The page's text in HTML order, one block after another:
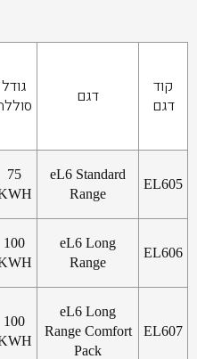
קוד
דגם
דגם
גודל
EL605
eL6 Standard
Range
75
EL606
eL6 Long
Range
100
EL607
eL6 Long
Range Comfort
Pack
100